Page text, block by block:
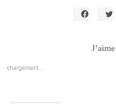
dans
chargement…